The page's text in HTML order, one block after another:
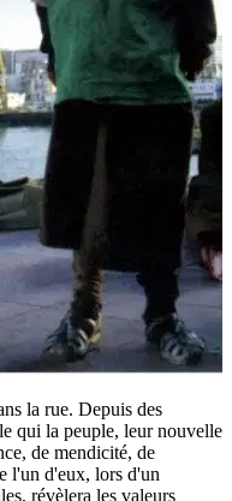
la rue. Depuis des
qui la peuple, leur nouvelle
de mendicité, de
l'un d'eux, lors d'un
révèlera les valeurs